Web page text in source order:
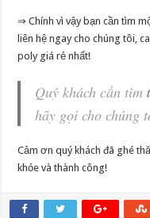
⇒ Chính vì vậy bạn cần tìm
liên hệ ngay cho chúng tôi,
poly giá rẻ nhất!
Quý khách cần tìm
hãy gọi cho chúng
Cảm ơn quý khách đã ghé
khỏe và thành công!